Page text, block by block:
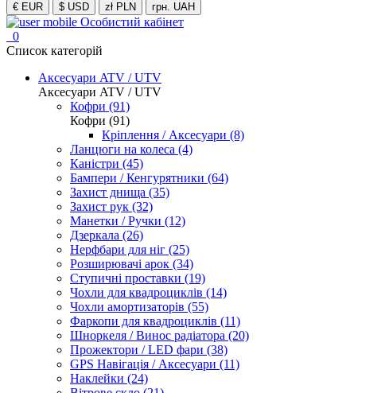
€ EUR $ USD zł PLN грн. UAH
Особистий кабінет
0
Список категорій
Аксесуари ATV / UTV
Аксесуари ATV / UTV
Кофри (91)
Кофри (91)
Кріплення / Аксесуари (8)
Ланцюги на колеса (4)
Каністри (45)
Бампери / Кенгурятники (64)
Захист днища (35)
Захист рук (32)
Манетки / Ручки (12)
Дзеркала (26)
Нерфбари для ніг (25)
Розширювачі арок (34)
Ступичні проставки (19)
Чохли для квадроциклів (14)
Чохли амортизаторів (55)
Фаркопи для квадроциклів (11)
Шноркеля / Винос радіатора (20)
Прожектори / LED фари (38)
GPS Навігація / Аксесуари (11)
Наклейки (24)